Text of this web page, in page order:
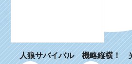
人狼サバイバル 機略縦横！